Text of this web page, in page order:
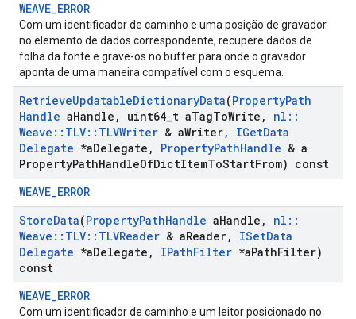
WEAVE_ERROR
Com um identificador de caminho e uma posição de gravador
no elemento de dados correspondente, recupere dados de
folha da fonte e grave-os no buffer para onde o gravador
aponta de uma maneira compatível com o esquema.
RetrieveUpdatableDictionaryData(PropertyPath
Handle aHandle , uint64 t aTagToWrite , nl ::
Weave :: TLV:: TLVWriter & aWriter, IGetData
Delegate *aDelegate , PropertyPathHandle & a
PropertyPathHandleOfDictItemToStartFrom) const
WEAVE_ERROR
StoreData(PropertyPathHandle aHandle , nl ::
Weave :: TLV:: TLVReader & aReader, ISetData
Delegate *aDelegate , IPathFilter *aPathFilter)
const
WEAVE_ERROR
Com um identificador de caminho e um leitor posicionado no